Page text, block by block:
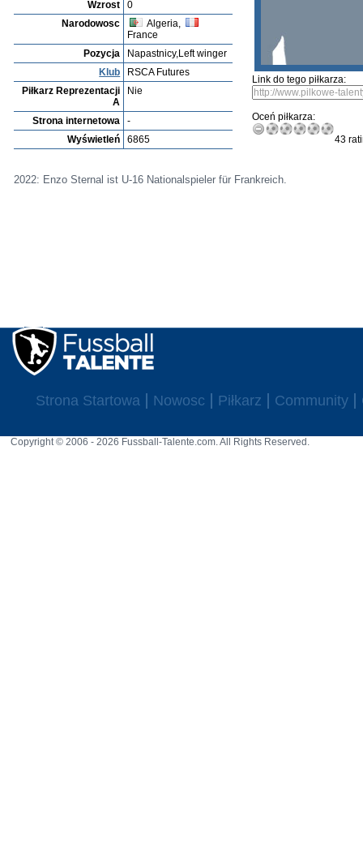
Wzrost
0
Narodowosc
Algeria,
France
Pozycja
Napastnicy,Left winger
Klub
RSCA Futures
Piłkarz Reprezentacji
A
Nie
Strona internetowa
-
Wyświetleń
6865
Link do tego piłkarza:
Oceń piłkarza:
43
2022: Enzo Sternal ist U-16 Nationalspieler für Frankreich.
Strona Startowa Nowosc Piłkarz Community
Copyright © 2006 - 2026 Fussball-Talente.com. All Rights Reserved.